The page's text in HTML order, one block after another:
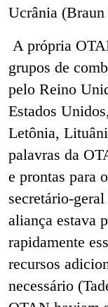
Ucrânia (Braun
A própria
grupos de
pelo Reino
Estados
Letônia,
palavras da
e prontas para
secretário-
aliança estava
rapidamente
recursos
necessário